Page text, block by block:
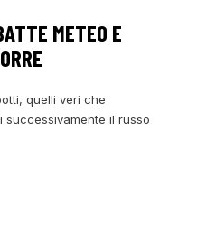
METEO E
quelli veri che
successivamente il russo